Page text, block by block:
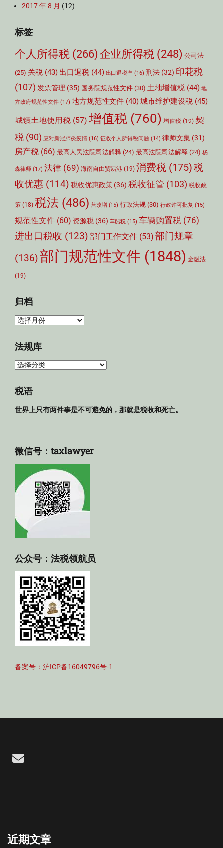
2017 年 8 月 (12)
标签
个人所得税 (266) 企业所得税 (248) 公司法
(25) 关税 (43) 出口退税 (44) 出口退税率 (16) 刑法 (32) 印花税
(107) 发票管理 (35) 国务院规范性文件 (30) 土地增值税 (44) 地
方政府规范性文件 (17) 地方规范性文件 (40)城市维护建设税 (45)
城镇土地使用税 (57) 增值税 (760) 增值税 (19) 契
税 (90) 应对新冠肺炎疫情 (16) 征收个人所得税问题 (14) 律师文集 (31)
房产税 (66) 最高人民法院司法解释 (24) 最高法院司法解释 (24) 杨
森律师 (17) 法律 (69) 海南自由贸易港 (19) 消费税 (175)税
收优惠 (114) 税收优惠政策 (36) 税收征管 (103) 税收政
策 (18) 税法 (486) 营改增 (15) 行政法规 (30) 行政许可批复 (15)
规范性文件 (60) 资源税 (36) 车船税 (15) 车辆购置税 (76)
进出口税收 (123) 部门工作文件 (53) 部门规章
(136)部门规范性文件 (1848) 金融法
(19)
归档
归
法规库
法
库
税语
世界上只有两件事是不可避免的，那就是税收和死亡。
微信号：taxlawyer
公众号：法税领航员
备案号：沪ICP备16049796号-1
Email
近期文章